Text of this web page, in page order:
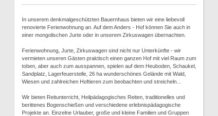
In unserem denkmalgeschützten Bauernhaus bieten wir eine liebevoll
renovierte Ferienwohnung an. Auf dem Anders - Hof können Sie auch in
einer mongolischen Jurte oder in unserem Zirkuswagen übernachten.
Ferienwohnung, Jurte, Zirkuswagen sind nicht nur Unterkünfte - wir
vermieten unseren Gästen praktisch einen ganzen Hof mit viel Raum zum
toben, aber auch zum ausspannen, spielen auf dem Heuboden, Schaukel,
Sandplatz, Lagerfeuerstelle, 26 ha wunderschönes Gelände mit Wald,
Wiesen und zahlreichen Hoftieren zum beobachten und streicheln...
Wir bieten Reitunterricht, Heilpädagogisches Reiten, traditionelles und
berittenes Bogenschießen und verschiedene erlebnispädagogische
Projekte an. Einzelne Urlauber, große und kleine Familien und Gruppen